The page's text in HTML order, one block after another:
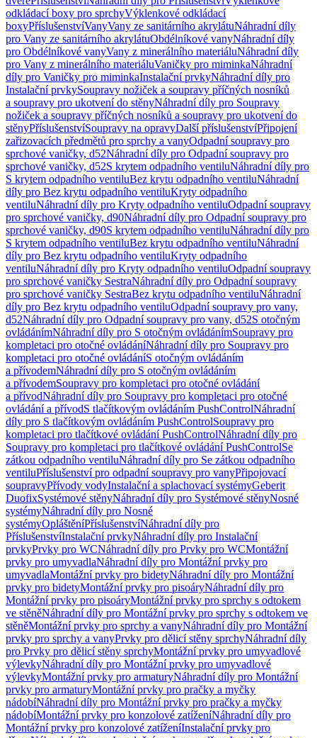
odkládací boxy pro sprchyVýklenkové odkládací
boxyPříslušenstvíVanyVany ze sanitárního akrylátuNáhradní díly
pro Vany ze sanitárního akrylátuObdélníkové vanyNáhradní díly
pro Obdélníkové vanyVany z minerálního materiáluNáhradní díly
pro Vany z minerálního materiáluVaničky pro miminkaNáhradní
díly pro Vaničky pro miminkaInstalační prvkyNáhradní díly pro
Instalační prvkySoupravy nožiček a soupravy příčných nosníků
a soupravy pro ukotvení do stěnyNáhradní díly pro Soupravy
nožiček a soupravy příčných nosníků a soupravy pro ukotvení do
stěnyPříslušenstvíSoupravy na opravyDalší příslušenstvíPřipojení
zařizovacích předmětů pro sprchy a vanyOdpadní soupravy pro
sprchové vaničky, d52Náhradní díly pro Odpadní soupravy pro
sprchové vaničky, d52S krytem odpadního ventiluNáhradní díly pro
S krytem odpadního ventiluBez krytu odpadního ventiluNáhradní
díly pro Bez krytu odpadního ventiluKryty odpadního
ventiluNáhradní díly pro Kryty odpadního ventiluOdpadní soupravy
pro sprchové vaničky, d90Náhradní díly pro Odpadní soupravy pro
sprchové vaničky, d90S krytem odpadního ventiluNáhradní díly pro
S krytem odpadního ventiluBez krytu odpadního ventiluNáhradní
díly pro Bez krytu odpadního ventiluKryty odpadního
ventiluNáhradní díly pro Kryty odpadního ventiluOdpadní soupravy
pro sprchové vaničky SestraNáhradní díly pro Odpadní soupravy
pro sprchové vaničky SestraBez krytu odpadního ventiluNáhradní
díly pro Bez krytu odpadního ventiluOdpadní soupravy pro vany,
d52Náhradní díly pro Odpadní soupravy pro vany, d52S otočným
ovládánímNáhradní díly pro S otočným ovládánímSoupravy pro
kompletaci pro otočné ovládáníNáhradní díly pro Soupravy pro
kompletaci pro otočné ovládáníS otočným ovládáním
a přívodemNáhradní díly pro S otočným ovládáním
a přívodemSoupravy pro kompletaci pro otočné ovládání
a přívodNáhradní díly pro Soupravy pro kompletaci pro otočné
ovládání a přívodS tlačítkovým ovládáním PushControlNáhradní
díly pro S tlačítkovým ovládáním PushControlSoupravy pro
kompletaci pro tlačítkové ovládání PushControlNáhradní díly pro
Soupravy pro kompletaci pro tlačítkové ovládání PushControlSe
zátkou odpadního ventiluNáhradní díly pro Se zátkou odpadního
ventiluPříslušenství pro odpadní soupravy pro vanyPřipojovací
soupravyPřívody vodyInstalační a splachovací systémyGeberit
DuofixSystémové stěnyNáhradní díly pro Systémové stěnyNosné
systémyNáhradní díly pro Nosné
systémyOpláštěníPříslušenstvíNáhradní díly pro
PříslušenstvíInstalační prvkyNáhradní díly pro Instalační
prvkyPrvky pro WCNáhradní díly pro Prvky pro WCMontážní
prvky pro umyvadlaNáhradní díly pro Montážní prvky pro
umyvadlaMontážní prvky pro bidetyNáhradní díly pro Montážní
prvky pro bidetyMontážní prvky pro pisoáryNáhradní díly pro
Montážní prvky pro pisoáryMontážní prvky pro sprchy s odtokem
ve stěněNáhradní díly pro Montážní prvky pro sprchy s odtokem ve
stěněMontážní prvky pro sprchy a vanyNáhradní díly pro Montážní
prvky pro sprchy a vanyPrvky pro dělicí stěny sprchyNáhradní díly
pro Prvky pro dělicí stěny sprchyMontážní prvky pro umyvadlové
výlevkyNáhradní díly pro Montážní prvky pro umyvadlové
výlevkyMontážní prvky pro armaturyNáhradní díly pro Montážní
prvky pro armaturyMontážní prvky pro pračky a myčky
nádobíNáhradní díly pro Montážní prvky pro pračky a myčky
nádobíMontážní prvky pro konzolové zatíženíNáhradní díly pro
Montážní prvky pro konzolové zatíženíInstalační prvky pro